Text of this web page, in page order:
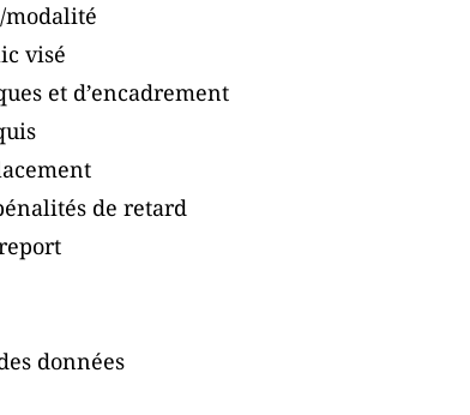
modalité
visé
et d’encadrement
de retard
données